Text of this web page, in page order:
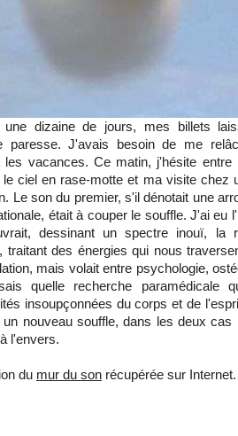
une dizaine de jours, mes billets
paresse. J'avais besoin de me
les vacances. Ce matin, j'hésite
le ciel en rase-motte et ma visite chez
Le son du premier, s'il dénotait une
était à couper le souffle. J'ai eu
dessinant un spectre inouï, la
traitant des énergies qui nous
mais volait entre psychologie,
quelle recherche paramédicale
insoupçonnées du corps et de
un nouveau souffle, dans les deux
l'envers.
du mur du son récupérée sur Internet.